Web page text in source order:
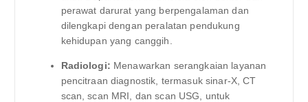
perawat darurat yang berpengalaman dan
dilengkapi dengan peralatan pendukung
kehidupan yang canggih.
Radiologi: Menawarkan serangkaian layanan
pencitraan diagnostik, termasuk sinar-X, CT
scan, scan MRI, dan scan USG, untuk